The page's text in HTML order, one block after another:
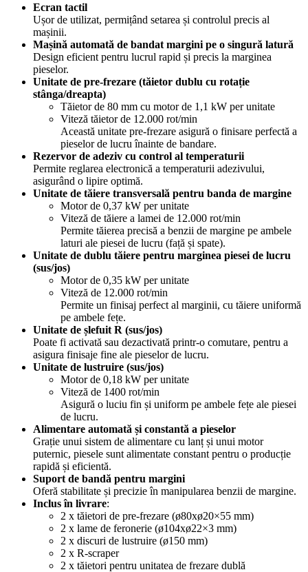
Ecran tactil
Ușor de utilizat, permițând setarea și controlul precis al
mașinii.
Mașină automată de bandat margini pe o singură latură
Design eficient pentru lucrul rapid și precis la marginea
pieselor.
Unitate de pre-frezare (tăietor dublu cu rotație
stânga/dreapta)
Tăietor de 80 mm cu motor de 1,1 kW per unitate
Viteză tăietor de 12.000 rot/min
Această unitate pre-frezare asigură o finisare perfectă a
pieselor de lucru înainte de bandare.
Rezervor de adeziv cu control al temperaturii
Permite reglarea electronică a temperaturii adezivului,
asigurând o lipire optimă.
Unitate de tăiere transversală pentru banda de margine
Motor de 0,37 kW per unitate
Viteză de tăiere a lamei de 12.000 rot/min
Permite tăierea precisă a benzii de margine pe ambele
laturi ale piesei de lucru (față și spate).
Unitate de dublu tăiere pentru marginea piesei de lucru
(sus/jos)
Motor de 0,35 kW per unitate
Viteză de 12.000 rot/min
Permite un finisaj perfect al marginii, cu tăiere uniformă
pe ambele fețe.
Unitate de șlefuit R (sus/jos)
Poate fi activată sau dezactivată printr-o comutare, pentru a
asigura finisaje fine ale pieselor de lucru.
Unitate de lustruire (sus/jos)
Motor de 0,18 kW per unitate
Viteză de 1400 rot/min
Asigură o luciu fin și uniform pe ambele fețe ale piesei
de lucru.
Alimentare automată și constantă a pieselor
Grație unui sistem de alimentare cu lanț și unui motor
puternic, piesele sunt alimentate constant pentru o producție
rapidă și eficientă.
Suport de bandă pentru margini
Oferă stabilitate și precizie în manipularea benzii de margine.
Inclus în livrare:
2 x tăietori de pre-frezare (ø80xø20×55 mm)
2 x lame de feronerie (ø104xø22×3 mm)
2 x discuri de lustruire (ø150 mm)
2 x R-scraper
2 x tăietori pentru unitatea de frezare dublă